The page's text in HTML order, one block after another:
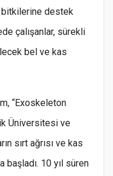
bitkilerine destek
çalışanlar, sürekli
bel ve kas
“Exoskeleton
Üniversitesi ve
sırt ağrısı ve kas
başladı. 10 yıl süren